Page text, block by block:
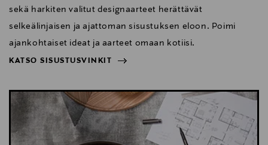
sekä harkiten valitut designaarteet herättävät
selkeälinjaisen ja ajattoman sisustuksen eloon. Poimi
ajankohtaiset ideat ja aarteet omaan kotiisi.
KATSO SISUSTUSVINKIT
KATSO SISUSTUSVINKIT